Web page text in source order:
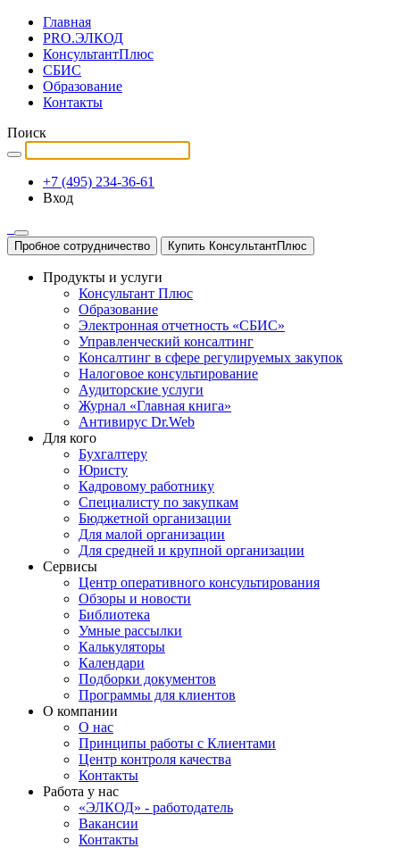
Главная
PRO.ЭЛКОД
КонсультантПлюс
СБИС
Образование
Контакты
Поиск
+7 (495) 234-36-61
Вход
Пробное сотрудничество Купить КонсультантПлюс
Продукты и услуги
Консультант Плюс
Образование
Электронная отчетность «СБИС»
Управленческий консалтинг
Консалтинг в сфере регулируемых закупок
Налоговое консультирование
Аудиторские услуги
Журнал «Главная книга»
Антивирус Dr.Web
Для кого
Бухгалтеру
Юристу
Кадровому работнику
Специалисту по закупкам
Бюджетной организации
Для малой организации
Для средней и крупной организации
Сервисы
Центр оперативного консультирования
Обзоры и новости
Библиотека
Умные рассылки
Калькуляторы
Календари
Подборки документов
Программы для клиентов
О компании
О нас
Принципы работы с Клиентами
Центр контроля качества
Контакты
Работа у нас
«ЭЛКОД» - работодатель
Вакансии
Контакты